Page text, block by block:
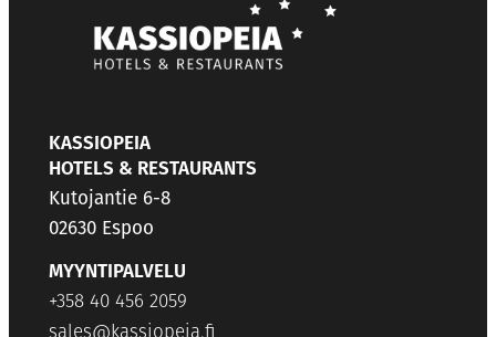
KASSIOPEIA
HOTELS & RESTAURANTS
Kutojantie 6-8
02630 Espoo
MYYNTIPALVELU
+358 40 456 2059
sales@kassiopeia.fi